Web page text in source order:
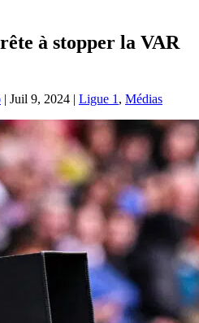
à stopper la VAR
| Juil 9, 2024 | Ligue 1 , Médias